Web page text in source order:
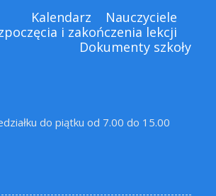
Kalendarz
Nauczyciele
i zakończenia lekcji
Dokumenty szkoły
do piątku od 7.00 do 15.00